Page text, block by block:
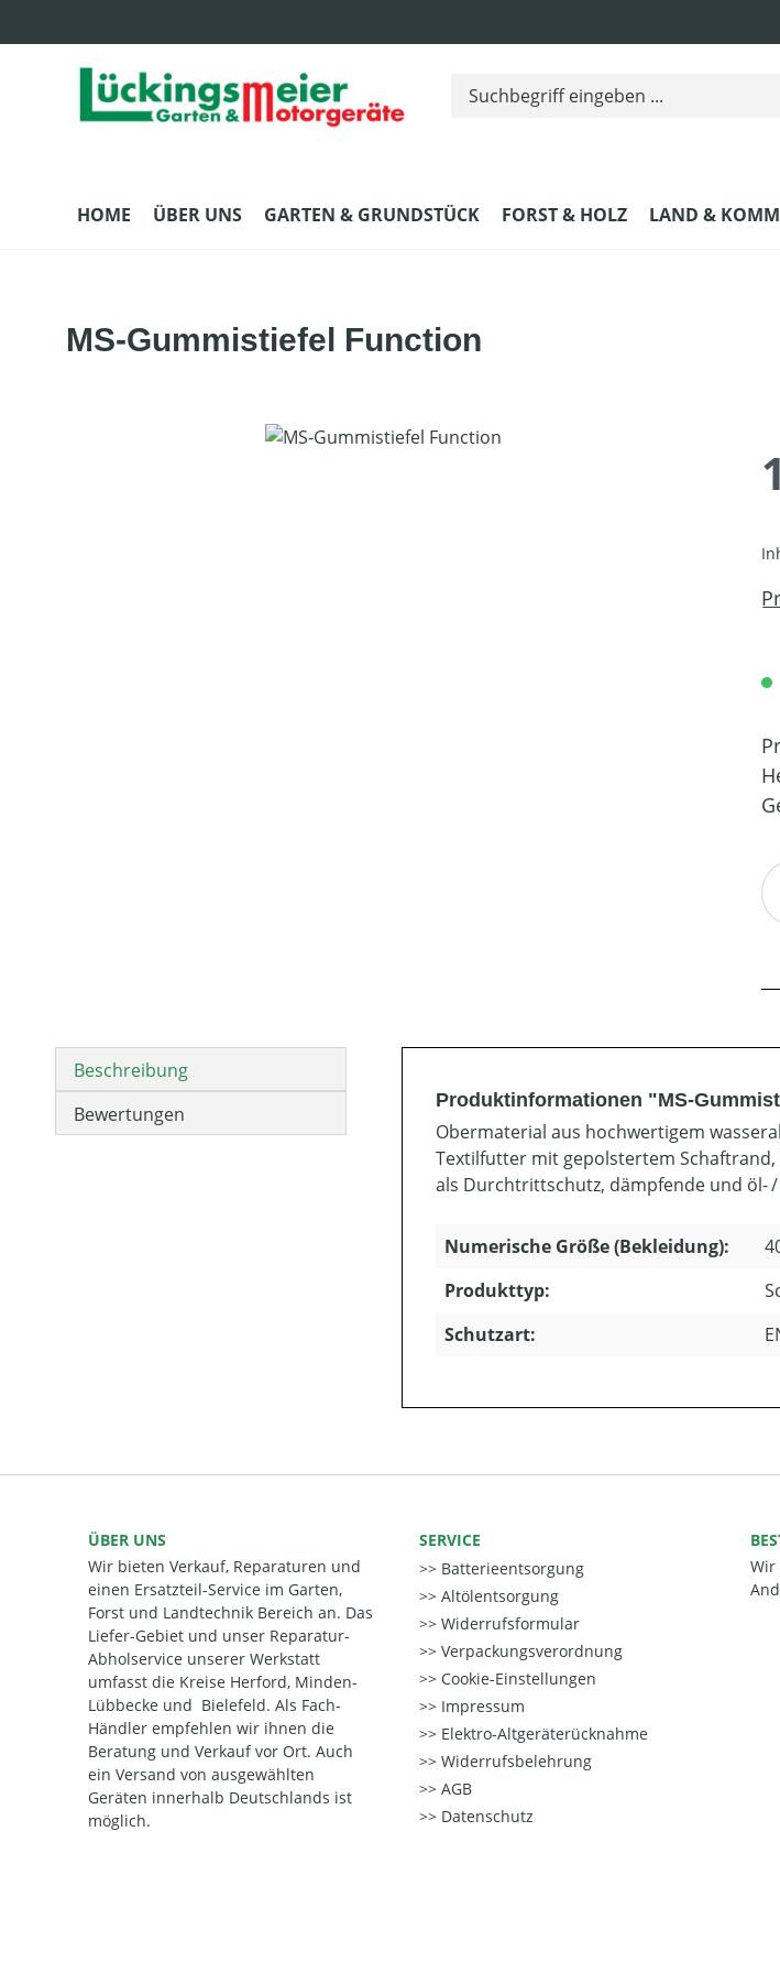
HOME ÜBER UNS GARTEN & GRUNDSTÜCK FORST & HOLZ LAND &
MS-Gummistiefel Function
Bildergalerie überspringen
Beschreibung
Bewertungen
Produktinformationen "MS-
Obermaterial aus hochwertigem
Textilfutter mit gepolstertem Schaftrand,
als Durchtrittschutz, dämpfende und öl- /
Numerische Größe (Bekleidung):
Produkttyp:
Schutzart:
ÜBER UNS
Wir bieten Verkauf, Reparaturen und
einen Ersatzteil-Service im Garten,
Forst und Landtechnik Bereich an. Das
Liefer-Gebiet und unser Reparatur-
Abholservice unserer Werkstatt
umfasst die Kreise Herford, Minden-
Lübbecke und Bielefeld. Als Fach-
Händler empfehlen wir ihnen die
Beratung und Verkauf vor Ort. Auch
ein Versand von ausgewählten
Geräten innerhalb Deutschlands ist
möglich.
SERVICE
Batterieentsorgung
Altölentsorgung
Widerrufsformular
Verpackungsverordnung
Cookie-Einstellungen
Impressum
Elektro-Altgeräterücknahme
Widerrufsbelehrung
AGB
Datenschutz
Wir